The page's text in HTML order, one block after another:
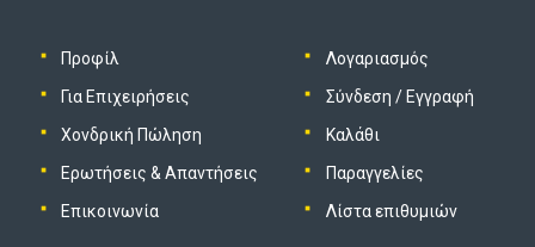
Προφίλ
Για Επιχειρήσεις
Χονδρική Πώληση
Ερωτήσεις & Απαντήσεις
Επικοινωνία
Λογαριασμός
Σύνδεση / Εγγραφή
Καλάθι
Παραγγελίες
Λίστα επιθυμιών